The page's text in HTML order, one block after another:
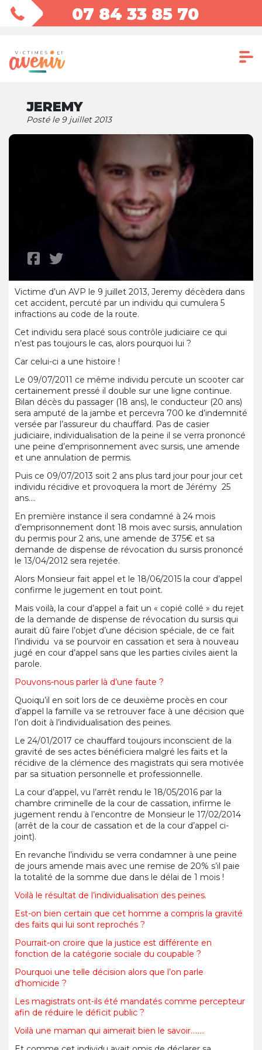
07 84 33 85 70
JEREMY
Posté le 9 juillet 2013
Victime d’un AVP le 9 juillet 2013, Jeremy décèdera dans
cet accident, percuté par un individu qui cumulera 5
infractions au code de la route.
Cet individu sera placé sous contrôle judiciaire ce qui
n’est pas toujours le cas, alors pourquoi lui ?
Car celui-ci a une histoire !
Le 09/07/2011 ce même individu percute un scooter car
certainement pressé il double sur une ligne continue.
Bilan décès du passager (18 ans), le conducteur (20 ans)
sera amputé de la jambe et percevra 700 ke d’indemnité
versée par l’assureur du chauffard. Pas de casier
judiciaire, individualisation de la peine il se verra prononcé
une peine d’emprisonnement avec sursis, une amende
et une annulation de permis.
Puis ce 09/07/2013 soit 2 ans plus tard jour pour jour cet
individu récidive et provoquera la mort de Jérémy 25
ans….
En première instance il sera condamné à 24 mois
d’emprisonnement dont 18 mois avec sursis, annulation
du permis pour 2 ans, une amende de 375€ et sa
demande de dispense de révocation du sursis prononcé
le 13/04/2012 sera rejetée.
Alors Monsieur fait appel et le 18/06/2015 la cour d’appel
confirme le jugement en tout point.
Mais voilà, la cour d’appel a fait un « copié collé » du rejet
de la demande de dispense de révocation du sursis qui
aurait dû faire l’objet d’une décision spéciale, de ce fait
l’individu va se pourvoir en cassation et sera à nouveau
jugé en cour d’appel sans que les parties civiles aient la
parole.
Pouvons-nous parler là d’une faute ?
Quoiqu’il en soit lors de ce deuxième procès en cour
d’appel la famille va se retrouver face à une décision que
l’on doit à l’individualisation des peines.
Le 24/01/2017 ce chauffard toujours inconscient de la
gravité de ses actes bénéficiera malgré les faits et la
récidive de la clémence des magistrats qui sera motivée
par sa situation personnelle et professionnelle.
La cour d’appel, vu l’arrêt rendu le 18/05/2016 par la
chambre criminelle de la cour de cassation, infirme le
jugement rendu à l’encontre de Monsieur le 17/02/2014
(arrêt de la cour de cassation et de la cour d’appel ci-
joint).
En revanche l’individu se verra condamner à une peine
de jours amende mais avec une remise de 20% s’il paie
la totalité de la somme due dans le délai de 1 mois !
Voilà le résultat de l’individualisation des peines.
Est-on bien certain que cet homme a compris la gravité
des faits qui lui sont reprochés ?
Pourrait-on croire que la justice est différente en
fonction de la catégorie sociale du coupable ?
Pourquoi une telle décision alors que l’on parle
d’homicide ?
Les magistrats ont-ils été mandatés comme percepteur
afin de réduire le déficit public ?
Voilà une maman qui aimerait bien le savoir……..